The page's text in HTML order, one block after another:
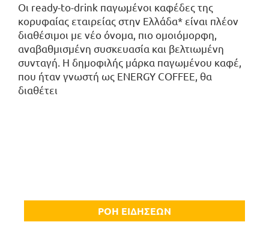
Oι ready-to-drink παγωμένοι καφέδες της
κορυφαίας εταιρείας στην Ελλάδα* είναι πλέον
διαθέσιμοι με νέο όνομα, πιο ομοιόμορφη,
αναβαθμισμένη συσκευασία και βελτιωμένη
συνταγή. Η δημοφιλής μάρκα παγωμένου καφέ,
που ήταν γνωστή ως ENERGY COFFEE, θα
διαθέτει
ΡΟΗ ΕΙΔΗΣΕΩΝ